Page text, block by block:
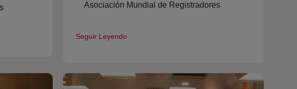
Asociación Mundial de Registradores
Seguir Leyendo